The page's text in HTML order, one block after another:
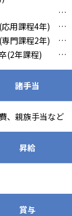
…
用課程4年) …
門課程2年) …
(2年課程)
…
諸手当
、親族手当など
昇給
賞与